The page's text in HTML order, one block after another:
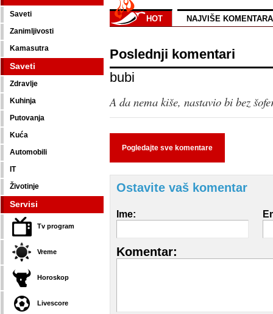
Saveti
Zanimljivosti
Kamasutra
Saveti
Zdravlje
Kuhinja
Putovanja
Kuća
Automobili
IT
Životinje
Servisi
Tv program
Vreme
Horoskop
Livescore
HOT NAJVIŠE KOMENTARA
Poslednji komentari
bubi
A da nema kiše, nastavio bi bez
Pogledajte sve komentare
Ostavite vaš komentar
Ime:
Komentar: